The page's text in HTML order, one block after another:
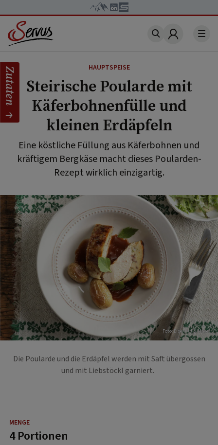
Account
HAUPTSPEISE
Steirische Poularde mit
Käferbohnenfülle und
kleinen Erdäpfeln
Eine köstliche Füllung aus Käferbohnen und
kräftigem Bergkäse macht dieses Poularden-
Rezept wirklich einzigartig.
Foto: Eisenhut & Mayer
Die Poularde und die Erdäpfel werden mit Saft übergossen
und mit Liebstöckl garniert.
4 Portionen
Zutaten